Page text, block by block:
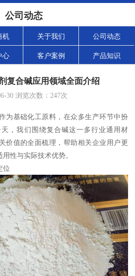
公司动态
机 关于我们 公司动态
心 客户案例 产品知识
复合碱应用领域全面介绍
30浏览次数： 247次
为基础化工原料，在众多生产环节中扮
，我们围绕复合碱这一多行业通用材
价值的全面梳理，帮助相关企业用户更
性与实际技术优势。
位